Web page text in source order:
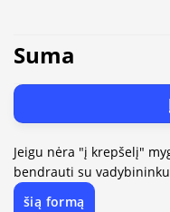
Suma
Jeigu nėra "į krepšelį"
bendrauti su vadybininku
šią formą